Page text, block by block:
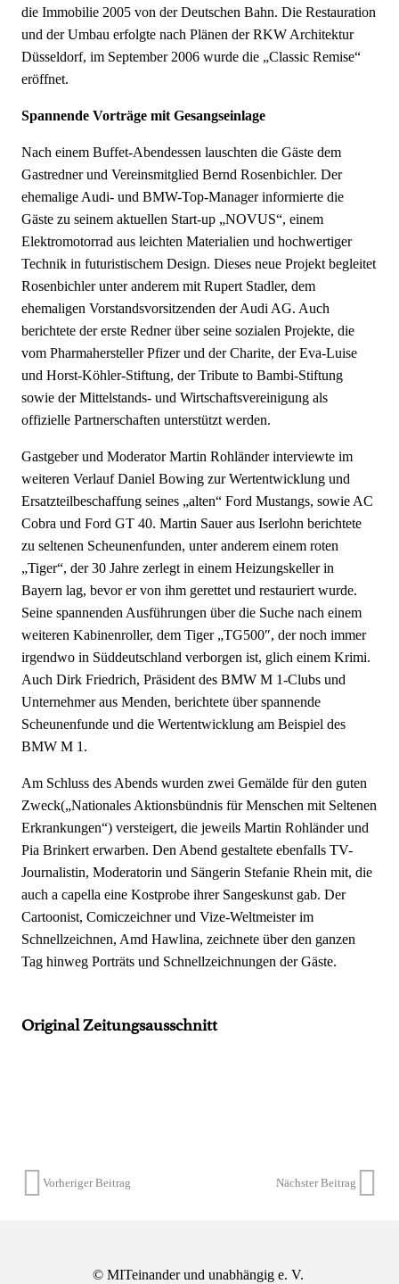
die Immobilie 2005 von der Deutschen Bahn. Die Restauration
und der Umbau erfolgte nach Plänen der RKW Architektur
Düsseldorf, im September 2006 wurde die „Classic Remise“
eröffnet.
Spannende Vorträge mit Gesangseinlage
Nach einem Buffet-Abendessen lauschten die Gäste dem
Gastredner und Vereinsmitglied Bernd Rosenbichler. Der
ehemalige Audi- und BMW-Top-Managerinformierte die
Gäste zu seinem aktuellen Start-up „NOVUS“, einem
Elektromotorrad aus leichten Materialien und hochwertiger
Technik in futuristischem Design. Dieses neue Projekt begleitet
Rosenbichler unter anderem mit Rupert Stadler, dem
ehemaligen Vorstandsvorsitzenden der Audi AG. Auch
berichtete der erste Redner über seine sozialen Projekte, die
vom Pharmahersteller Pfizer und der Charite, der Eva-Luise
und Horst-Köhler-Stiftung, der Tribute to Bambi-Stiftung
sowie der Mittelstands- und Wirtschaftsvereinigung als
offizielle Partnerschaften unterstützt werden.
Gastgeber und Moderator Martin Rohländer interviewte im
weiteren Verlauf Daniel Bowing zur Wertentwicklung und
Ersatzteilbeschaffung seines „alten“ Ford Mustangs, sowie AC
Cobra und Ford GT 40. Martin Saueraus Iserlohn berichtete
zu seltenen Scheunenfunden, unter anderem einem roten
„Tiger“, der 30 Jahre zerlegt in einem Heizungskeller in
Bayern lag, bevor er von ihm gerettet und restauriert wurde.
Seine spannenden Ausführungen über die Suche nach einem
weiteren Kabinenroller, dem Tiger „TG500″, der noch immer
irgendwo in Süddeutschland verborgen ist, glich einem Krimi.
Auch Dirk Friedrich, Präsident des BMW M 1-Clubs und
Unternehmer aus Menden, berichtete über spannende
Scheunenfunde und die Wertentwicklung am Beispiel des
BMW M 1.
Am Schluss des Abends wurden zwei Gemälde für den guten
Zweck(„Nationales Aktionsbündnis für Menschen mit Seltenen
Erkrankungen“) versteigert, die jeweils Martin Rohländer und
Pia Brinkert erwarben. Den Abend gestaltete ebenfalls TV-
Journalistin, Moderatorin und Sängerin Stefanie Rhein mit, die
auch a capella eine Kostprobe ihrer Sangeskunst gab. Der
Cartoonist, Comiczeichner und Vize-Weltmeister im
Schnellzeichnen, Amd Hawlina, zeichnete über den ganzen
Tag hinweg Porträts und Schnellzeichnungen der Gäste.
Original Zeitungsausschnitt
Vorheriger Beitrag Nächster Beitrag
© MITeinander und unabhängig e. V.